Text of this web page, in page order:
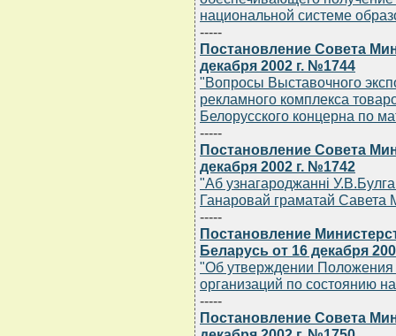
национальной системе
-----
Постановление Совета
декабря 2002 г. №1744
"Вопросы Выставочного
рекламного комплекса
Белорусского концерна по
-----
Постановление Совета
декабря 2002 г. №1742
"Аб узнагароджаннi
Ганаровай граматай Савета
-----
Постановление
Беларусь от 16 декабря
"Об утверждении Положения
организаций по состоянию
-----
Постановление Совета